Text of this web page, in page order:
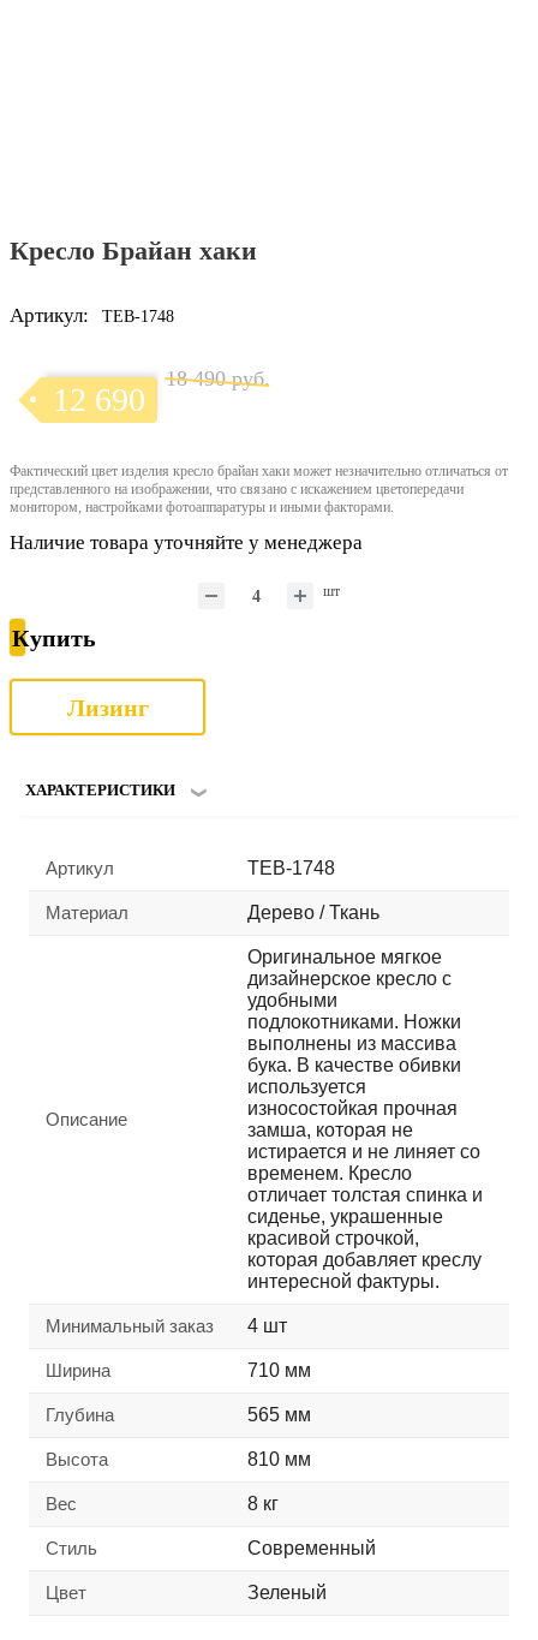
Кресло Брайан хаки
Артикул: TEB-1748
12 690
18 490 руб.
Фактический цвет изделия кресло брайан хаки может незначительно отличаться от
представленного на изображении, что связано с искажением цветопередачи
монитором, настройками фотоаппаратуры и иными факторами.
Наличие товара уточняйте у менеджера
шт
Купить
Лизинг
ХАРАКТЕРИСТИКИ
Артикул TEB-1748
Материал Дерево / Ткань
Описание
Оригинальное мягкое
дизайнерское кресло с
удобными
подлокотниками. Ножки
выполнены из массива
бука. В качестве обивки
используется
износостойкая прочная
замша, которая не
истирается и не линяет со
временем. Кресло
отличает толстая спинка и
сиденье, украшенные
красивой строчкой,
которая добавляет креслу
интересной фактуры.
Минимальный заказ 4 шт
Ширина 710 мм
Глубина 565 мм
Высота 810 мм
Вес 8 кг
Стиль Современный
Цвет Зеленый